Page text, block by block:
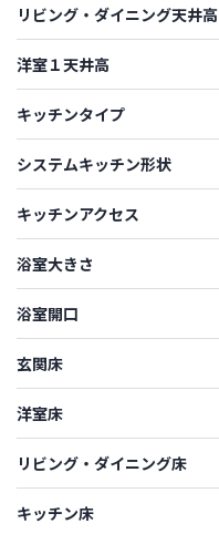
リビング・ダイニング天井高
洋室１天井高
キッチンタイプ
システムキッチン形状
キッチンアクセス
浴室大きさ
浴室開口
玄関床
洋室床
リビング・ダイニング床
キッチン床